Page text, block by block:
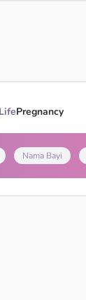
Pregnancy
Nama Bayi